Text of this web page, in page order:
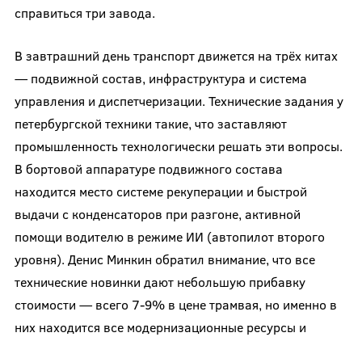
справиться три завода.
В завтрашний день транспорт движется на трёх китах
— подвижной состав, инфраструктура и система
управления и диспетчеризации. Технические задания у
петербургской техники такие, что заставляют
промышленность технологически решать эти вопросы.
В бортовой аппаратуре подвижного состава
находится место системе рекуперации и быстрой
выдачи с конденсаторов при разгоне, активной
помощи водителю в режиме ИИ (автопилот второго
уровня). Денис Минкин обратил внимание, что все
технические новинки дают небольшую прибавку
стоимости — всего 7-9% в цене трамвая, но именно в
них находится все модернизационные ресурсы и